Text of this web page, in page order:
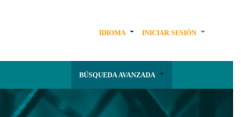
IDIOMA INICIAR SESIÓN
BÚSQUEDA AVANZADA